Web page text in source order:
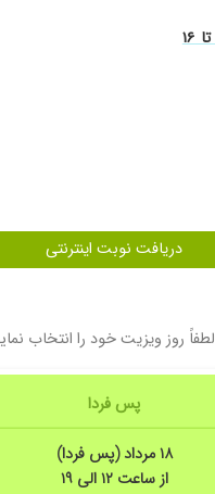
دریافت نوبت اینترنتی
لطفاً روز ویزیت خود را انتخاب
پس فردا
۱۸ مرداد (پس فردا)
از ساعت ۱۲ الی ۱۹